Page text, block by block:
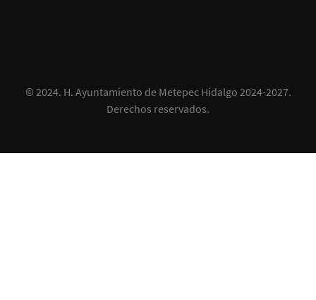
© 2024. H. Ayuntamiento de Metepec Hidalgo 2024-2027.
Derechos reservados.